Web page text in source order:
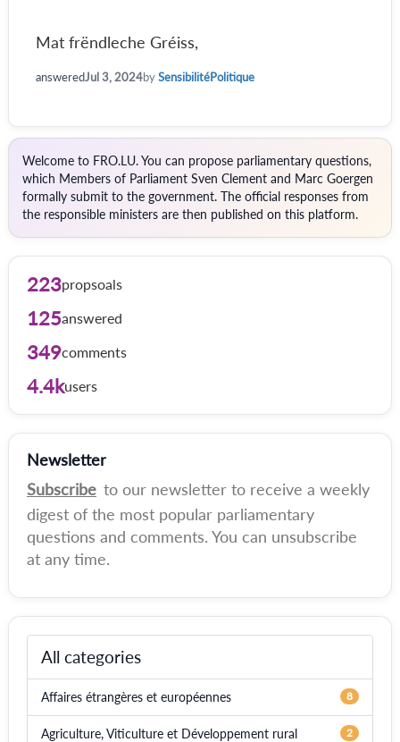
Mat frëndleche Gréiss,
answeredJul 3, 2024bySensibilitéPolitique
Welcome to FRO.LU. You can propose parliamentary questions,
which Members of Parliament Sven Clement and Marc Goergen
formally submit to the government. The official responses from
the responsible ministers are then published on this platform.
223propsoals
125answered
349comments
4.4kusers
Newsletter
Subscribe to our newsletter to receive a weekly
digest of the most popular parliamentary
questions and comments. You can unsubscribe
at any time.
All categories
Affaires étrangères et européennes 8
Agriculture, Viticulture et Développement rural 2